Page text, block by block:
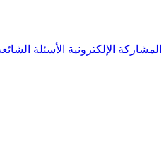
المشاركة الإلكترونية الأسئلة